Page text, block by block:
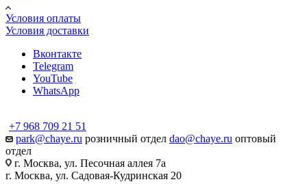
Условия оплаты
Условия доставки
Вконтакте
Telegram
YouTube
WhatsApp
+7 968 709 21 51
park@chaye.ru розничный отдел dao@chaye.ru оптовый
отдел
г. Москва, ул. Песочная аллея 7а
г. Москва, ул. Садовая-Кудринская 20